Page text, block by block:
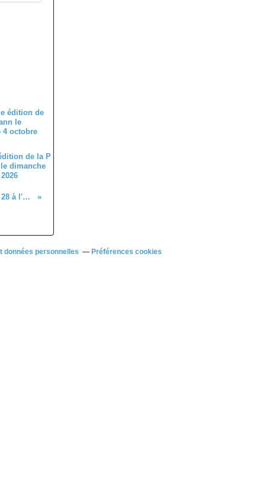
de la P
dimanche
Quelques résultats des coureurs du 28 à l'extérieur
données personnelles Préférences cookies